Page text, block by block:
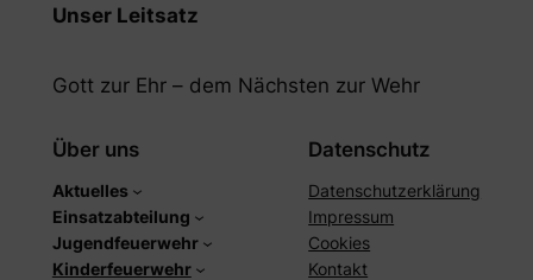
Unser Leitsatz
Gott zur Ehr – dem Nächsten zur Wehr
Über uns
Aktuelles
Einsatzabteilung
Jugendfeuerwehr
Kinderfeuerwehr
Datenschutz
Datenschutzerklärung
Impressum
Cookies
Kontakt